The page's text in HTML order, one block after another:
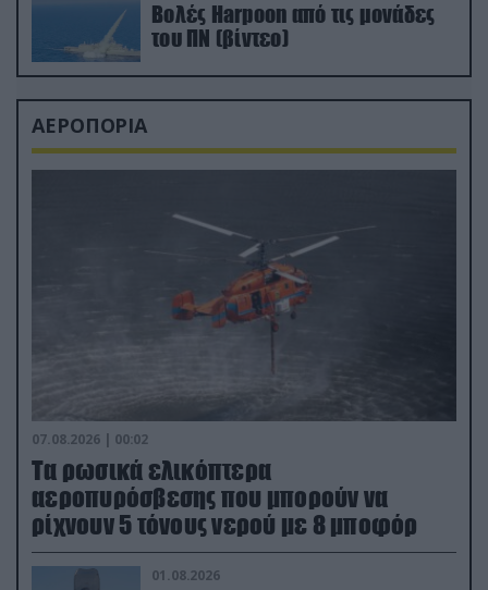
Βολές Harpoon από τις μονάδες
του ΠΝ (βίντεο)
ΑΕΡΟΠΟΡΙΑ
07.08.2026 | 00:02
Τα ρωσικά ελικόπτερα
αεροπυρόσβεσης που μπορούν να
ρίχνουν 5 τόνους νερού με 8 μποφόρ
01.08.2026